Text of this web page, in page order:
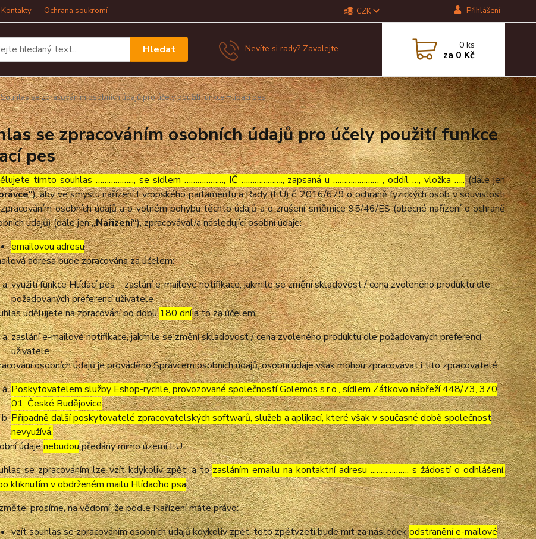
Kontakty Ochrana soukromí CZK Přihlášení
Hledat Nevíte si rady? Zavolejte. 0ks
za 0 Kč
se zpracováním osobních údajů pro účely použití funkce Hlídací pes
se zpracováním osobních údajů pro účely použití funkce
pes
tímto souhlas ……………..., se sídlem ………………, IČ ………………., zapsaná u ………………… , oddíl …, vložka …..(dále jen
), aby ve smyslu nařízení Evropského parlamentu a Rady (EU) č. 2016/679 o ochraně fyzických osob v souvislosti
osobních údajů a o volném pohybu těchto údajů a o zrušení směrnice 95/46/ES (obecné nařízení o ochraně
údajů) (dále jen„Nařízení“), zpracovával/a následující osobní údaje:
emailovou adresu
adresa bude zpracována za účelem:
využití funkce Hlídací pes – zaslání e-mailové notifikace, jakmile se změní skladovost / cena zvoleného produktu dle
požadovaných preferencí uživatele
udělujete na zpracování po dobu180 dnía to za účelem:
zaslání e-mailové notifikace, jakmile se změní skladovost / cena zvoleného produktu dle požadovaných preferencí
uživatele.
osobních údajů je prováděno Správcem osobních údajů, osobní údaje však mohou zpracovávat i tito zpracovatelé:
Poskytovatelem služby Eshop-rychle, provozované společností Golemos s.r.o., sídlem Zátkovo nábřeží 448/73, 370
01, České Budějovice
Případně další poskytovatelé zpracovatelských softwarů, služeb a aplikací, které však v současné době společnost
nevyužívá.
údajenebudoupředány mimo území EU.
se zpracováním lze vzít kdykoliv zpět, a tozasláním emailu na kontaktní adresu ..……………. s žádostí o odhlášení,
kliknutím v obdrženém mailu Hlídacího psa.
prosíme, na vědomí, že podle Nařízení máte právo:
vzít souhlas se zpracováním osobních údajů kdykoliv zpět, toto zpětvzetí bude mít za následekodstranění e-mailové